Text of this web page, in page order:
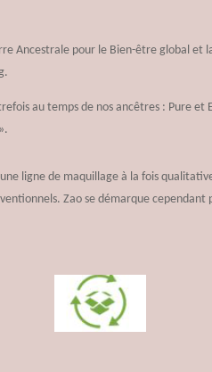
Ancestrale pour le Bien-être global et
au temps de nos ancêtres : Pure et
ligne de maquillage à la fois
Zao se démarque cependant